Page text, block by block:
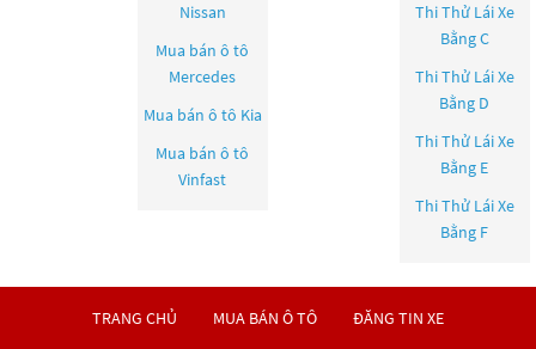
Nissan
Mua bán ô tô
Mercedes
Mua bán ô tô Kia
Mua bán ô tô
Vinfast
Thi Thử Lái Xe
Bằng C
Thi Thử Lái Xe
Bằng D
Thi Thử Lái Xe
Bằng E
Thi Thử Lái Xe
Bằng F
TRANG CHỦ MUA BÁN Ô TÔ ĐĂNG TIN XE